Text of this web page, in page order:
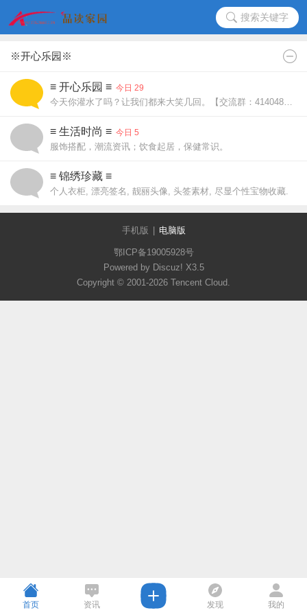
搜索关键字
※开心乐园※
≡ 开心乐园 ≡ 今日 29
今天你灌水了吗？让我们都来大笑几回。【交流群：414048538】
≡ 生活时尚 ≡ 今日 5
服饰搭配，潮流资讯；饮食起居，保健常识。
≡ 锦绣珍藏 ≡
个人衣柜, 漂亮签名, 靓丽头像, 头签素材, 尽显个性宝物收藏.
手机版 电脑版
鄂ICP备19005928号
Powered by Discuz! X3.5
Copyright © 2001-2026 Tencent Cloud.
首页 资讯 发现 我的